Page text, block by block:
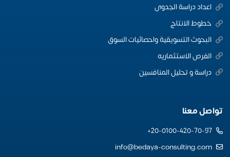
اعداد دراسة الجدوى
خطوط الانتاج
البحوث التسويقية واحصائيات السوق
الفرص الاستثماريه
دراسة و تحليل المنافسين
تواصل معنا
20-0100-420-70-97+
info@bedaya-consulting.com